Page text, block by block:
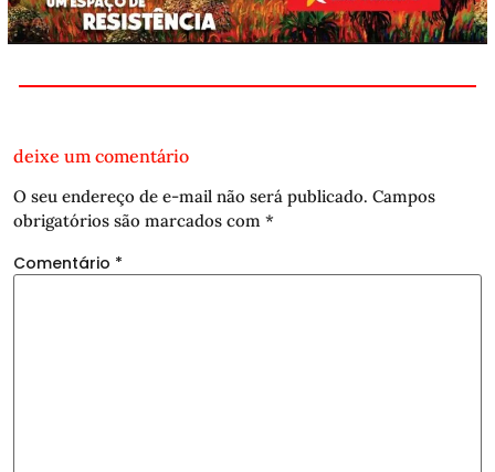
deixe um comentário
O seu endereço de e-mail não será publicado. Campos
obrigatórios são marcados com *
Comentário *